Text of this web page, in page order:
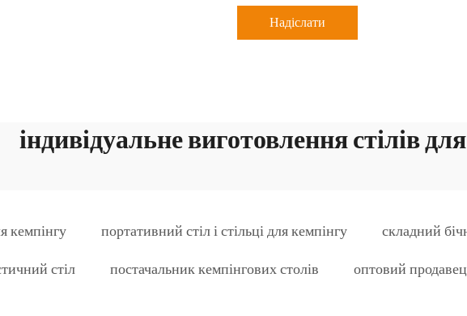
Надіслати
індивідуальне виготовлення стілів
кемпінгу портативний стіл і стільці для кемпінгу складний
стіл постачальник кемпінгових столів оптовий